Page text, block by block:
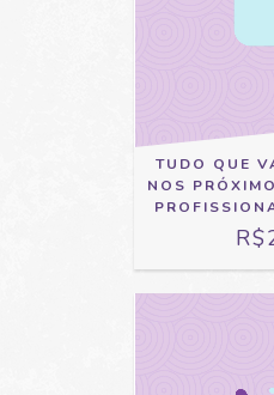
TUDO QUE
NOS